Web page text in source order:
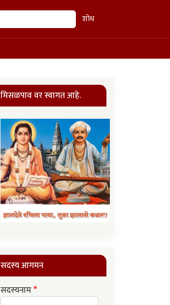
शोध
मिसळपाव वर स्वागत आहे.
सदस्य आगमन
सदस्यनाम